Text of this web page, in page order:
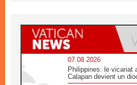
07.08.2026
Philippines: le vicariat
Calapan devient un